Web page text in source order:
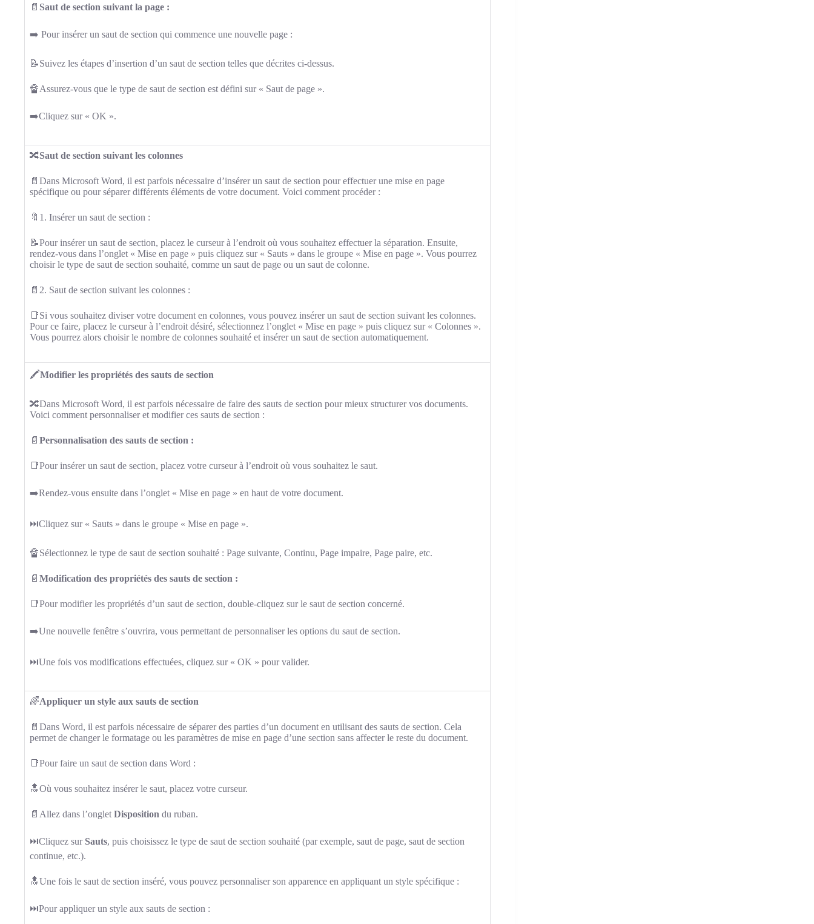
📄 Saut de section suivant la page :
➡️ Pour insérer un saut de section qui commence une nouvelle page :
📝Suivez les étapes d’insertion d’un saut de section telles que décrites ci-dessus.
🔏Assurez-vous que le type de saut de section est défini sur « Saut de page ».
➡️Cliquez sur « OK ».
🔀Saut de section suivant les colonnes
📄Dans Microsoft Word, il est parfois nécessaire d’insérer un saut de section pour effectuer une mise en page
spécifique ou pour séparer différents éléments de votre document. Voici comment procéder :
🔖1. Insérer un saut de section :
📝Pour insérer un saut de section, placez le curseur à l’endroit où vous souhaitez effectuer la séparation. Ensuite,
rendez-vous dans l’onglet « Mise en page » puis cliquez sur « Sauts » dans le groupe « Mise en page ». Vous pourrez
choisir le type de saut de section souhaité, comme un saut de page ou un saut de colonne.
📄2. Saut de section suivant les colonnes :
📑Si vous souhaitez diviser votre document en colonnes, vous pouvez insérer un saut de section suivant les colonnes.
Pour ce faire, placez le curseur à l’endroit désiré, sélectionnez l’onglet « Mise en page » puis cliquez sur « Colonnes ».
Vous pourrez alors choisir le nombre de colonnes souhaité et insérer un saut de section automatiquement.
🖍️Modifier les propriétés des sauts de section
🔀Dans Microsoft Word, il est parfois nécessaire de faire des sauts de section pour mieux structurer vos documents.
Voici comment personnaliser et modifier ces sauts de section :
📄 Personnalisation des sauts de section :
📑Pour insérer un saut de section, placez votre curseur à l’endroit où vous souhaitez le saut.
➡️Rendez-vous ensuite dans l’onglet « Mise en page » en haut de votre document.
⏭️Cliquez sur « Sauts » dans le groupe « Mise en page ».
🔏Sélectionnez le type de saut de section souhaité : Page suivante, Continu, Page impaire, Page paire, etc.
📄 Modification des propriétés des sauts de section :
📑Pour modifier les propriétés d’un saut de section, double-cliquez sur le saut de section concerné.
➡️Une nouvelle fenêtre s’ouvrira, vous permettant de personnaliser les options du saut de section.
⏭️Une fois vos modifications effectuées, cliquez sur « OK » pour valider.
🌈Appliquer un style aux sauts de section
📄Dans Word, il est parfois nécessaire de séparer des parties d’un document en utilisant des sauts de section. Cela
permet de changer le formatage ou les paramètres de mise en page d’une section sans affecter le reste du document.
📑Pour faire un saut de section dans Word :
🔝Où vous souhaitez insérer le saut, placez votre curseur.
📄Allez dans l’onglet Disposition du ruban.
⏭️Cliquez sur Sauts, puis choisissez le type de saut de section souhaité (par exemple, saut de page, saut de section
continue, etc.).
🔝Une fois le saut de section inséré, vous pouvez personnaliser son apparence en appliquant un style spécifique :
⏭️Pour appliquer un style aux sauts de section :